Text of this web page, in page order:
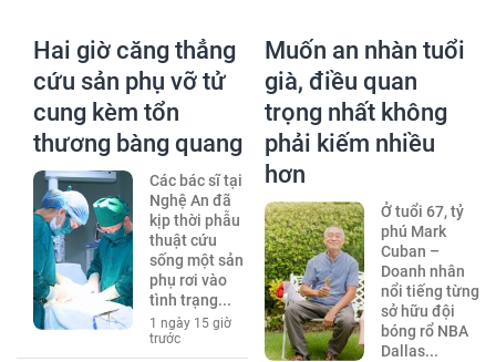
Hai giờ căng thẳng
cứu sản phụ vỡ tử
cung kèm tổn
thương bàng quang
Các bác sĩ tại
Nghệ An đã
kịp thời phẫu
thuật cứu
sống một sản
phụ rơi vào
tình trạng...
1 ngày 15 giờ
trước
Muốn an nhàn tuổi
già, điều quan
trọng nhất không
phải kiếm nhiều
hơn
Ở tuổi 67, tỷ
phú Mark
Cuban –
Doanh nhân
nổi tiếng từng
sở hữu đội
bóng rổ NBA
Dallas...